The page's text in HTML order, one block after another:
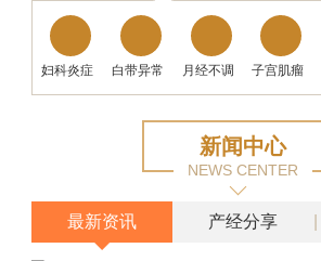
温馨产科
妇科炎症 白带异常 月经不调 子宫肌瘤
新闻中心
NEWS CENTER
最新资讯 产经分享